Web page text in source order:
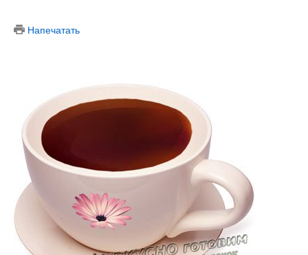
Напечатать